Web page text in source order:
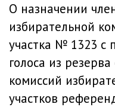
О назначении
избирательной
участка № 1323
голоса из
комиссий
участков